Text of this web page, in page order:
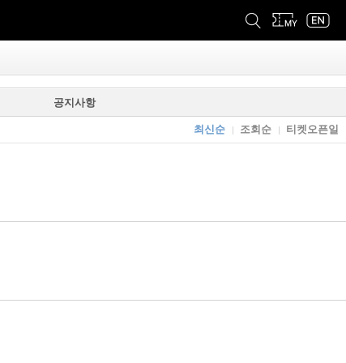
공지사항
최신순 조회순 티켓오픈일